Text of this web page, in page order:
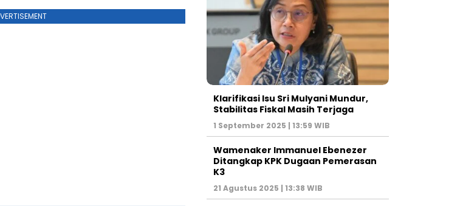
Klarifikasi Isu Sri Mulyani Mundur,
Stabilitas Fiskal Masih Terjaga
1 September 2025 | 13:59 WIB
Wamenaker Immanuel Ebenezer
Ditangkap KPK Dugaan Pemerasan
K3
21 Agustus 2025 | 13:38 WIB